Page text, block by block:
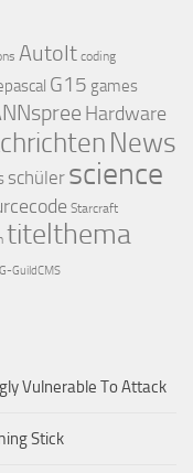
AutoIt coding
G15 games
Hardware
News
schüler science
Starcraft
titelthema
GuildCMS
Vulnerable To Attack
Stick